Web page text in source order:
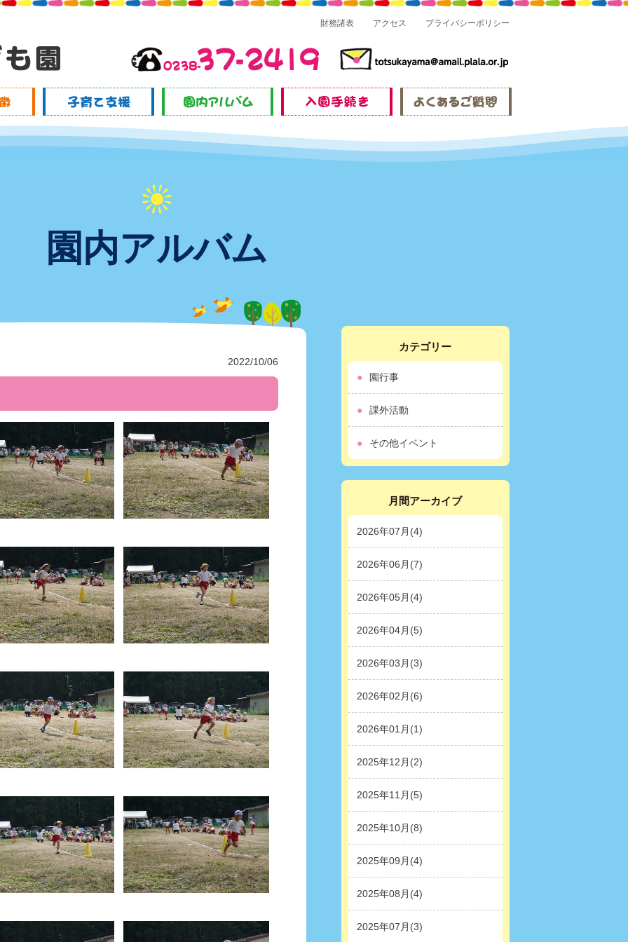
財務諸表 アクセス プライバシーポリシー
園内アルバム
2022/10/06
カテゴリー
園行事
課外活動
その他イベント
月間アーカイブ
2026年07月(4)
2026年06月(7)
2026年05月(4)
2026年04月(5)
2026年03月(3)
2026年02月(6)
2026年01月(1)
2025年12月(2)
2025年11月(5)
2025年10月(8)
2025年09月(4)
2025年08月(4)
2025年07月(3)